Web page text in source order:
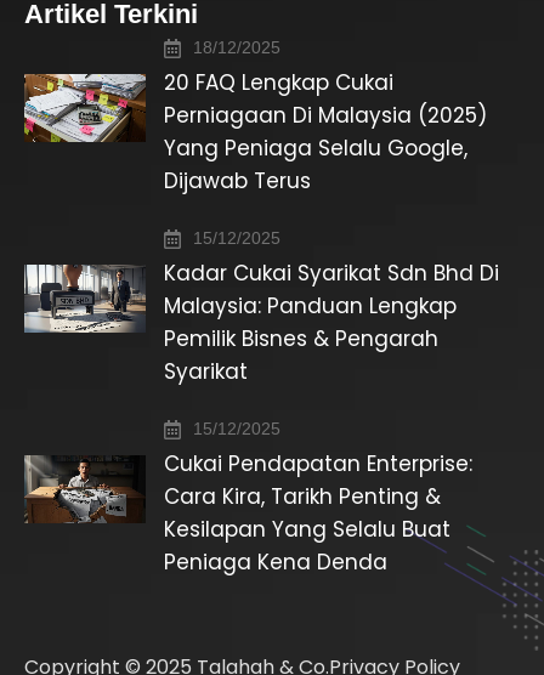
Artikel Terkini
18/12/2025
20 FAQ Lengkap Cukai
Perniagaan Di Malaysia (2025)
Yang Peniaga Selalu Google,
Dijawab Terus
15/12/2025
Kadar Cukai Syarikat Sdn Bhd Di
Malaysia: Panduan Lengkap
Pemilik Bisnes & Pengarah
Syarikat
15/12/2025
Cukai Pendapatan Enterprise:
Cara Kira, Tarikh Penting &
Kesilapan Yang Selalu Buat
Peniaga Kena Denda
Copyright © 2025 Talahah & Co.Privacy Policy